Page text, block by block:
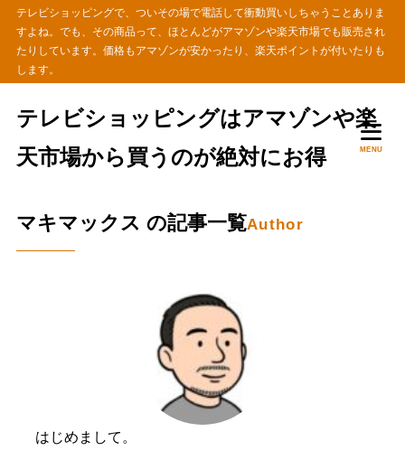
テレビショッピングで、ついその場で電話して衝動買いしちゃうことありま
すよね。でも、その商品って、ほとんどがアマゾンや楽天市場でも販売され
たりしています。価格もアマゾンが安かったり、楽天ポイントが付いたりも
します。
テレビショッピングはアマゾンや楽
天市場から買うのが絶対にお得
MENU
マキマックス の記事一覧Author
はじめまして。